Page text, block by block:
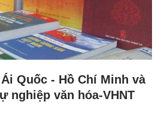
Quốc - Hồ Chí Minh và
nghiệp văn hóa-VHNT